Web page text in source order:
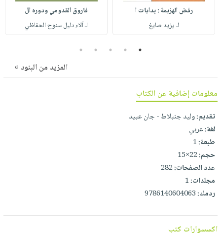
صابون
مناسبات
فيديوهات
يتكرر
نيل
وفرات
كتابك
تواصل
معنا
رفض الهزيمة : بدايات ا
لـ يزيد صايغ
فاروق القدومي ودوره ال
لـ آلاء دليل سنوح الحفاظي
1
2
3
4
5
المزيد من البنود »
معلومات إضافية عن الكتاب
تقديم:وليد جنبلاط - جان عبيد
لغة:عربي
طبعة:1
حجم:22×15
عدد الصفحات:282
مجلدات:1
ردمك:9786140604063
اكسسوارات كتب